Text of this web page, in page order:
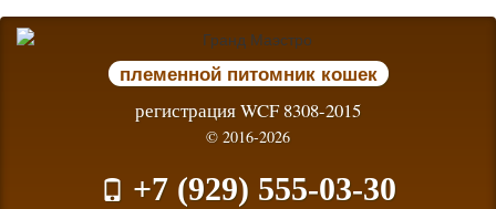
племенной питомник кошек
регистрация WCF 8308-2015
© 2016-2026
+7 (929) 555-03-30